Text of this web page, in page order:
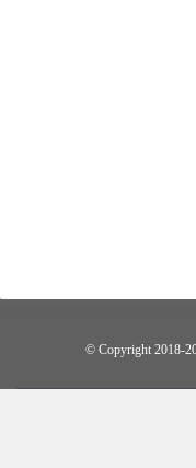
© Copyright 2018-